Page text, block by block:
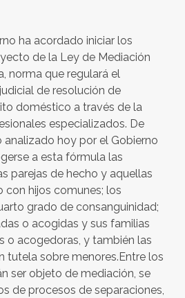
ha acordado iniciar los
de la Ley de Mediación
norma que regulará el
de resolución de
doméstico a través de la
especializados. De
hoy por el Gobierno
a esta fórmula las
parejas de hecho y aquellas
con hijos comunes; los
grado de consanguinidad;
o acogidas y sus familias
o acogedoras, y también las
tutela sobre menores.Entre los
ser objeto de mediación, se
de procesos de separaciones,